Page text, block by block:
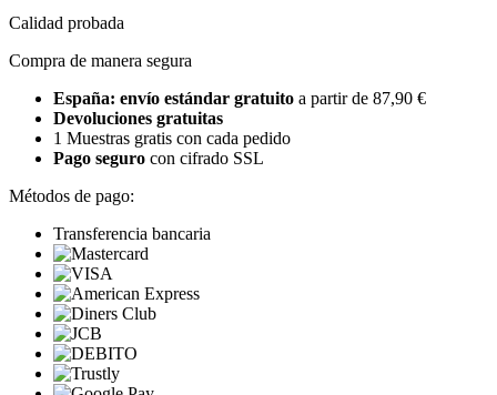
Calidad probada
Compra de manera segura
España: envío estándar gratuito a partir de 87,90 €
Devoluciones gratuitas
1 Muestras gratis con cada pedido
Pago seguro con cifrado SSL
Métodos de pago:
Transferencia bancaria